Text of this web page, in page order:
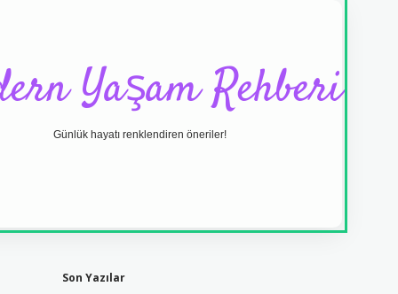
Yaşam Rehberi
Günlük hayatı renklendiren öneriler!
Son Yazılar